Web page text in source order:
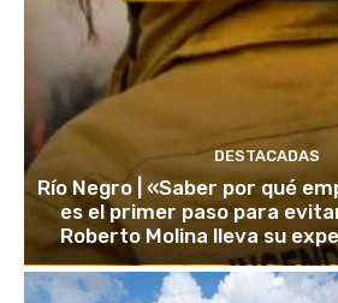
DESTACADAS
Río Negro | «Saber por qué
es el primer paso para
Roberto Molina lleva su